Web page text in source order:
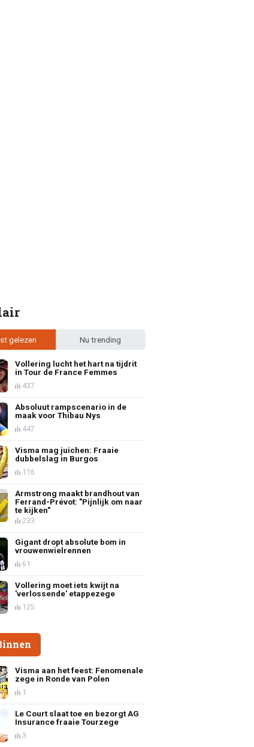
gelezen Nu trending
Vollering lucht het hart na tijdrit
in Tour de France Femmes
437
Absoluut rampscenario in de
maak voor Thibau Nys
447
Visma mag juichen: Fraaie
dubbelslag in Burgos
116
Armstrong maakt brandhout van
Ferrand-Prévot: "Pijnlijk om naar
te kijken"
233
Gigant dropt absolute bom in
vrouwenwielrennen
61
Vollering moet iets kwijt na
'verlossende' etappezege
125
Visma aan het feest: Fenomenale
zege in Ronde van Polen
1
Le Court slaat toe en bezorgt AG
Insurance fraaie Tourzege
3